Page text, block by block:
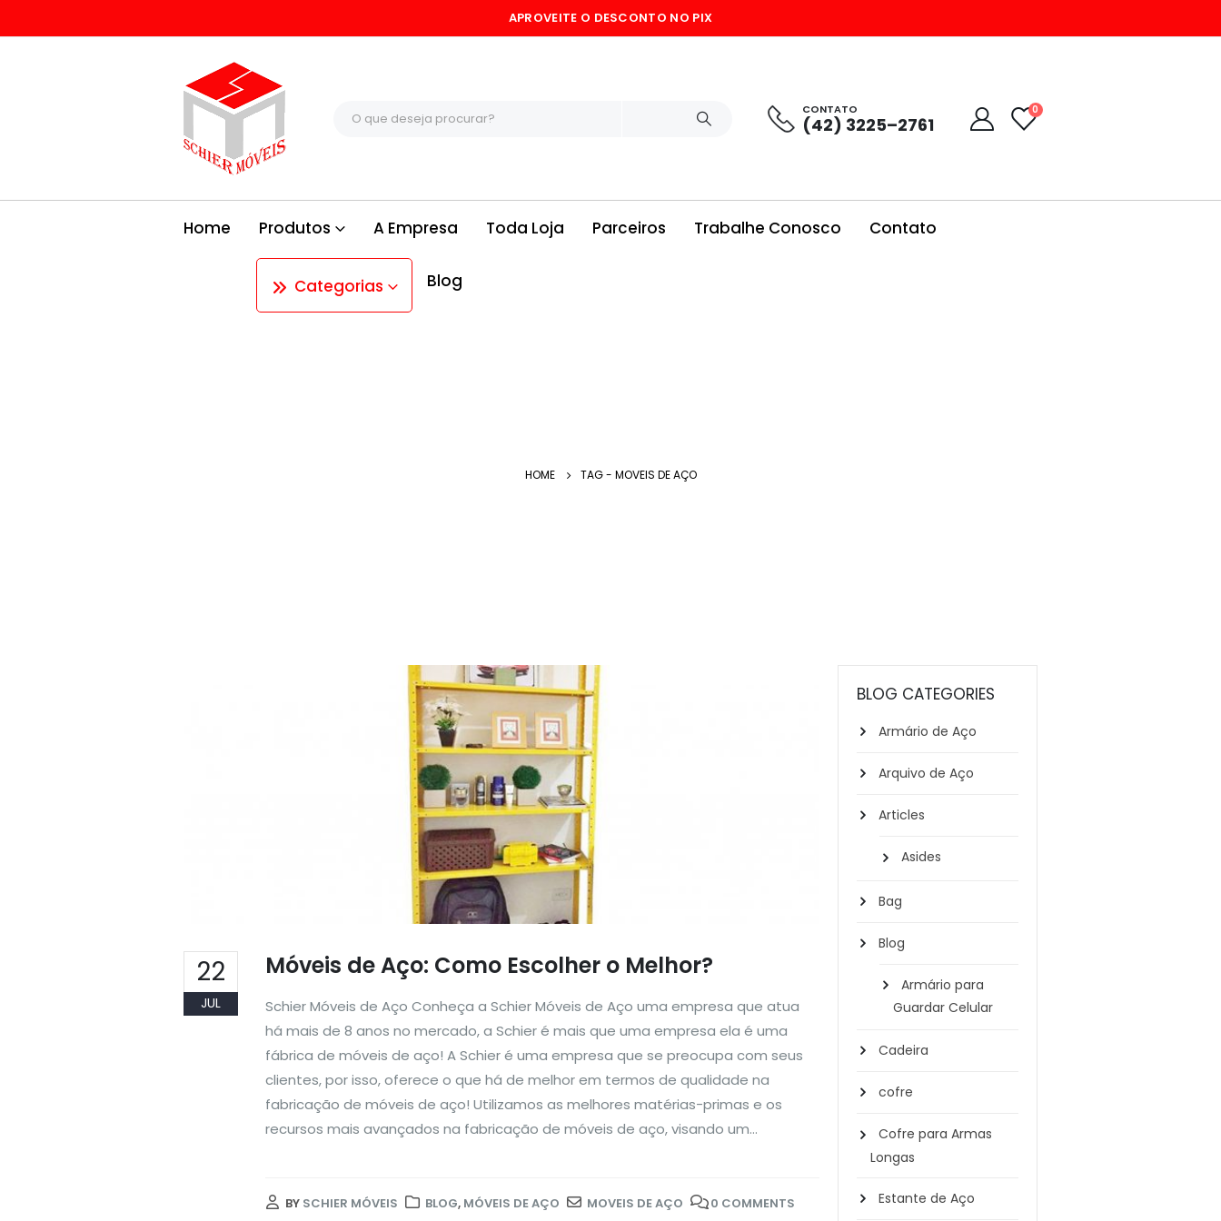
APROVEITE O DESCONTO NO PIX
CONTATO
(42) 3225–2761
0
Home Produtos A Empresa Toda Loja Parceiros Trabalhe Conosco Contato
Categorias Blog
HOME TAG - MOVEIS DE AÇO
22
JUL
Móveis de Aço: Como Escolher o Melhor?
Schier Móveis de Aço Conheça a Schier Móveis de Aço uma empresa que atua
há mais de 8 anos no mercado, a Schier é mais que uma empresa ela é uma
fábrica de móveis de aço! A Schier é uma empresa que se preocupa com seus
clientes, por isso, oferece o que há de melhor em termos de qualidade na
fabricação de móveis de aço! Utilizamos as melhores matérias-primas e os
recursos mais avançados na fabricação de móveis de aço, visando um...
BY SCHIER MÓVEIS BLOG, MÓVEIS DE AÇO MOVEIS DE AÇO 0 COMMENTS
BLOG CATEGORIES
Armário de Aço
Arquivo de Aço
Articles
Asides
Bag
Blog
Armário para
Guardar Celular
Cadeira
cofre
Cofre para Armas
Longas
Estante de Aço